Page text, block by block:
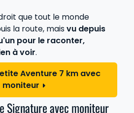
que tout le monde
la route, maisvu depuis
pour le raconter,
à voir.
Aventure 7 km avec
moniteur
Signature avec moniteur